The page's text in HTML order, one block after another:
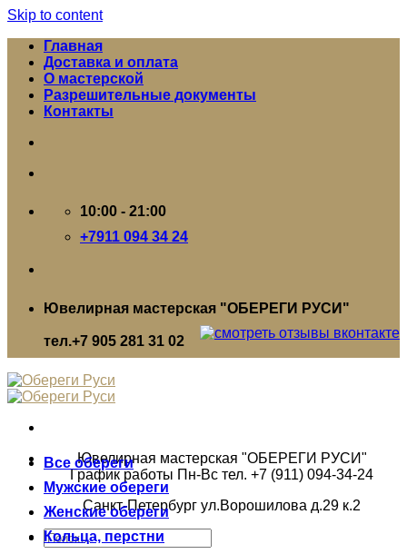
Skip to content
Главная
Доставка и оплата
О мастерской
Разрешительные документы
Контакты
10:00 - 21:00
+7911 094 34 24
Ювелирная мастерская "ОБЕРЕГИ РУСИ"
тел.+7 905 281 31 02
Ювелирная мастерская "ОБЕРЕГИ РУСИ"
График работы Пн-Вс тел. +7 (911) 094-34-24
Санкт-Петербург ул.Ворошилова д.29 к.2
Все обереги
Мужские обереги
Женские обереги
Кольца, перстни